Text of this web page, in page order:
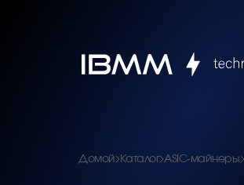
Домой Каталог ASIC-майнеры